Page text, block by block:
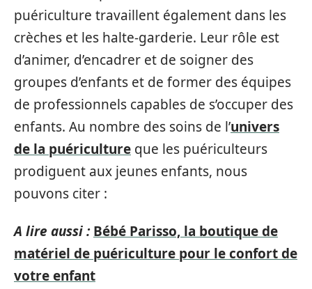
puériculture travaillent également dans les
crèches et les halte-garderie. Leur rôle est
d’animer, d’encadrer et de soigner des
groupes d’enfants et de former des équipes
de professionnels capables de s’occuper des
enfants. Au nombre des soins de l’univers
de la puériculture que les puériculteurs
prodiguent aux jeunes enfants, nous
pouvons citer :
A lire aussi : Bébé Parisso, la boutique de
matériel de puériculture pour le confort de
votre enfant